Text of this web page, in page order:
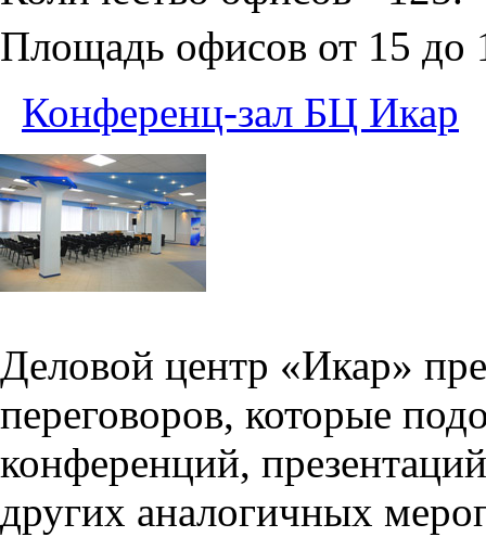
Площадь офисов от 15 до
Конференц-зал БЦ Икар
Деловой центр «Икар»
переговоров, которые
конференций,
других аналогичных